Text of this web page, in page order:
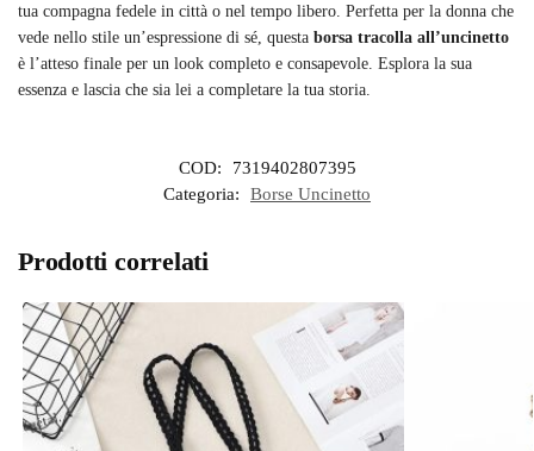
tua compagna fedele in città o nel tempo libero. Perfetta per la donna che
vede nello stile un’espressione di sé, questa borsa tracolla all’uncinetto
è l’atteso finale per un look completo e consapevole. Esplora la sua
essenza e lascia che sia lei a completare la tua storia.
COD:
7319402807395
Categoria:
Borse Uncinetto
Prodotti correlati